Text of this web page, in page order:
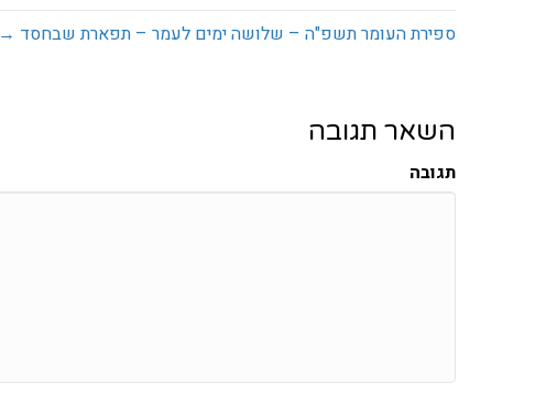
ספירת העומר תשפ"ה – שלושה ימים לעמר – תפארת שבחסד →
השאר תגובה
תגובה